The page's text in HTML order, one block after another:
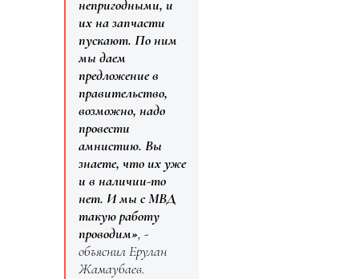
непригодными, и
их на запчасти
пускают. По ним
мы даем
предложение в
правительство,
возможно, надо
провести
амнистию. Вы
знаете, что их уже
и в наличии-то
нет. И мы с МВД
такую работу
проводим», -
объяснил Ерулан
Жамаубаев.